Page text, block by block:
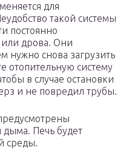
для
такой системы
постоянно
или дрова. Они
нужно снова загрузить
отопительную систему
в случае остановки
и не повредил трубы.
Печь будет
среды.